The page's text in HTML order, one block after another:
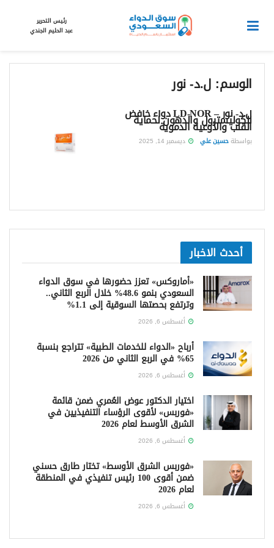
رئيس التحرير
عبد الحليم الجندي
الوسم: ل.د- نور
ل.د- نور – LD-NOR دواء خافض
للكوليسترول والدهون لحماية
القلب والأوعية الدموية
بواسطةحسين علي ديسمبر 14, 2025
أحدث الاخبار
«أماروكس» تعزز حضورها في سوق الدواء
السعودي بنمو 48.6% خلال الربع الثاني..
وترتفع بحصتها السوقية إلى 1.1%
أغسطس 6, 2026
أرباح «الدواء للخدمات الطبية» تتراجع بنسبة
65% في الربع الثاني من 2026
أغسطس 6, 2026
اختيار الدكتور عوض العُمري ضمن قائمة
«فوربس» لأقوى الرؤساء التنفيذيين في
الشرق الأوسط لعام 2026
أغسطس 6, 2026
«فوربس الشرق الأوسط» تختار طارق حسني
ضمن أقوى 100 رئيس تنفيذي في المنطقة
لعام 2026
أغسطس 6, 2026